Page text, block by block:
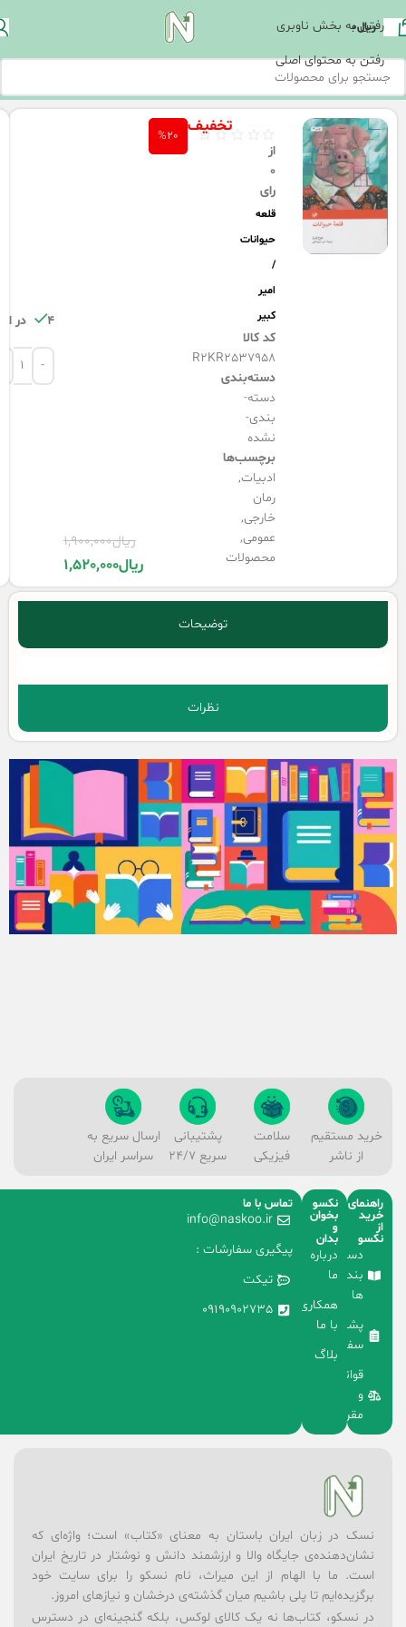
رفتن به بخش ناوبری
رفتن به محتوای اصلی
ریال0
از
0
رای
قلعه
حیوانات
/
امیر
کبیر
کد کالا
R2KR2537958
دسته‌بندی
دسته-
بندی-
نشده
برچسب‌ها
ادبیات,
رمان
خارجی,
عمومی,
محصولات
%20 تخفیف
ریال1,900,000
ریال1,520,000
4 در انبار
توضیحات
نظرات
خرید مستقیم
از ناشر
سلامت
فیزیکی
پشتیبانی
سریع 24/7
ارسال سریع به
سراسر ایران
راهنمای
خرید
از
نکسو
دسته
بندی
ها
پشتیبانی
سفارشات
قوانین
و
مقررات
نکسو
بخوان
و
بدان
درباره
ما
همکاری
با ما
بلاگ
تماس با ما
info@naskoo.ir
پیگیری سفارشات :
تیکت
09190902735
نسک در زبان ایران باستان به معنای «کتاب» است؛ واژه‌ای که
نشان‌دهنده‌ی جایگاه والا و ارزشمند دانش و نوشتار در تاریخ ایران
است. ما با الهام از این میراث، نام نسکو را برای سایت خود
برگزیده‌ایم تا پلی باشیم میان گذشته‌ی درخشان و نیازهای امروز.
در نسکو، کتاب‌ها نه یک کالای لوکس، بلکه گنجینه‌ای در دسترس